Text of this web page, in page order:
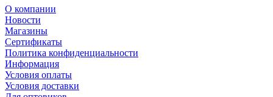
О компании
Новости
Магазины
Сертификаты
Политика конфиденциальности
Информация
Условия оплаты
Условия доставки